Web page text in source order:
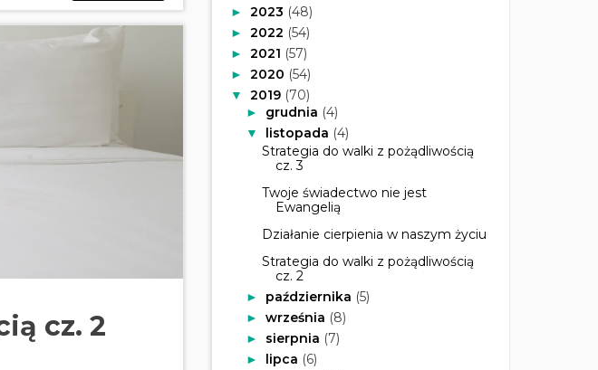
cz. 2
► 2023 (48)
► 2022 (54)
► 2021 (57)
► 2020 (54)
▼ 2019 (70)
► grudnia (4)
▼ listopada (4)
Strategia do walki z pożądliwością
cz. 3
Twoje świadectwo nie jest
Ewangelią
Działanie cierpienia w naszym życiu
Strategia do walki z pożądliwością
cz. 2
► października (5)
► września (8)
► sierpnia (7)
► lipca (6)